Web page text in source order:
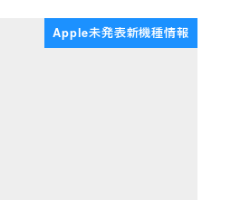
Apple未発表新機種情報